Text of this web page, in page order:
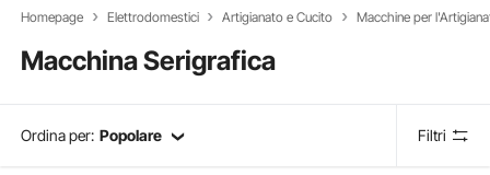
Homepage Elettrodomestici Artigianato e Cucito Macchine per
Macchina Serigrafica
Ordina per: Popolare Filtri